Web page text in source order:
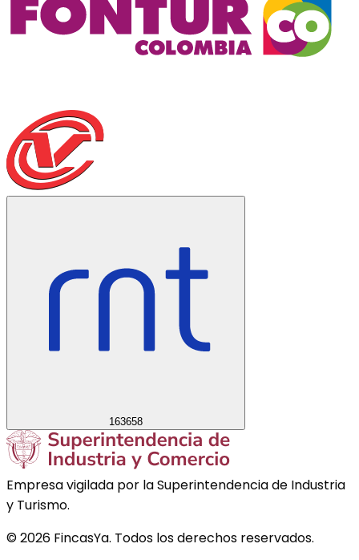
163658
Empresa vigilada por la Superintendencia de Industria
y Turismo.
©2026 FincasYa. Todos los derechos reservados.